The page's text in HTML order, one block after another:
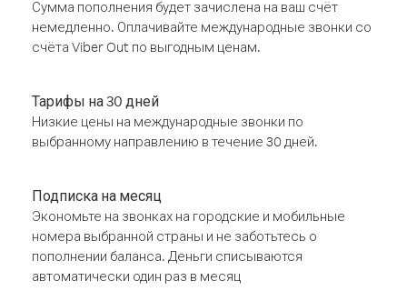
Сумма пополнения будет зачислена на ваш счёт
немедленно. Оплачивайте международные звонки со
счёта Viber Out по выгодным ценам.
Тарифы на 30 дней
Низкие цены на международные звонки по
выбранному направлению в течение 30 дней.
Подписка на месяц
Экономьте на звонках на городские и мобильные
номера выбранной страны и не заботьтесь о
пополнении баланса. Деньги списываются
автоматически один раз в месяц